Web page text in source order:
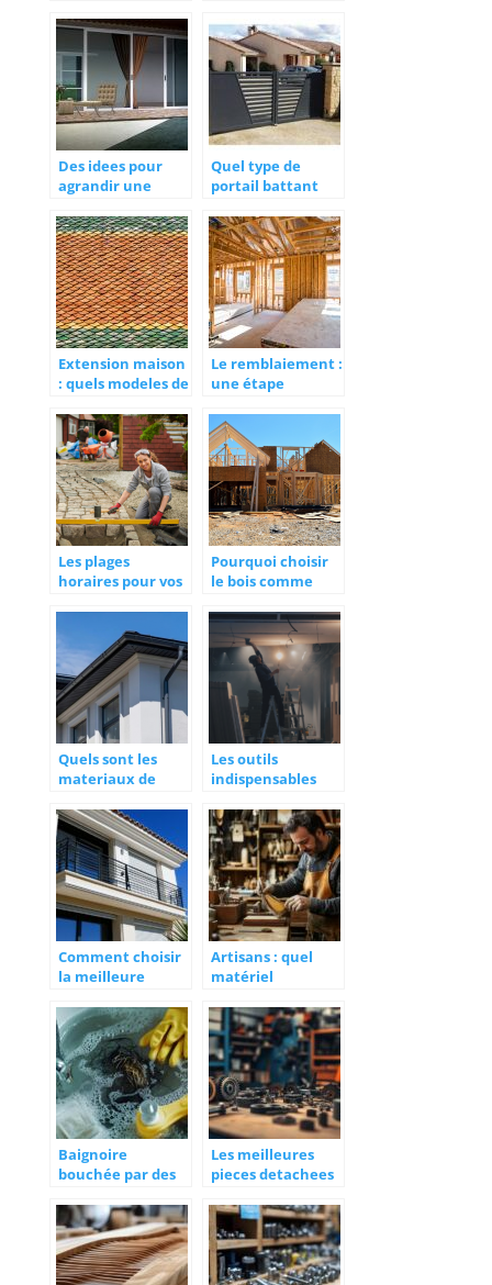
Des idees pour
agrandir une
pied
Quel type de
portail battant
Extension maison
: quels modeles de
Le remblaiement :
une étape
construction
incontournable
Les plages
horaires pour vos
Pourquoi choisir
le bois comme
principal de sa
maison ?
Quels sont les
materiaux de
Les outils
indispensables
travaux
Comment choisir
la meilleure
votre volet
roulant à Nice
Artisans : quel
matériel
choisir ?
Baignoire
bouchée par des
solutions et
astuces de
plombier
professionnel
Les meilleures
pieces detachees
roulants a
decouvrir